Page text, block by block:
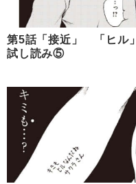
第5話「接近」 「ヒル」
試し読み⑤